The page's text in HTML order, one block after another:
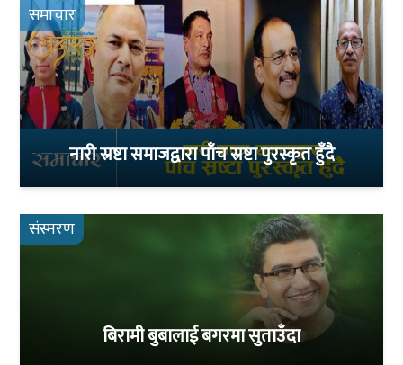
समाचार
नारी स्रष्टा समाजद्वारा पाँच स्रष्टा पुरस्कृत हुँदै
संस्मरण
बिरामी बुबालाई बगरमा सुताउँदा